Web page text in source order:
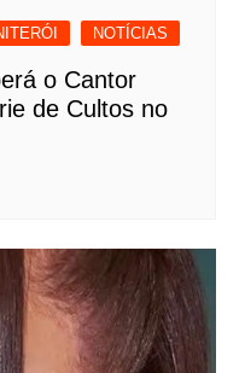
NOTÍCIAS
o Cantor
de Cultos no